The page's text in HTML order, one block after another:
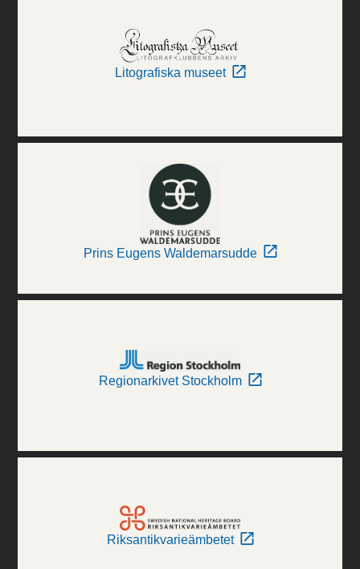
Litografiska museet
Prins Eugens Waldemarsudde
Regionarkivet Stockholm
Riksantikvarieämbetet